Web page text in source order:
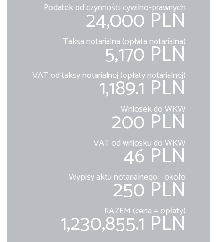
Podatek od czynności cywilno-prawnych
24,000 PLN
Taksa notarialna (opłata notarialna)
5,170 PLN
VAT od taksy notarialnej (opłaty notarialnej)
1,189.1 PLN
Wniosek do WKW
200 PLN
VAT od wniosku do WKW
46 PLN
Wypisy aktu notarialnego - około
250 PLN
RAZEM (cena + opłaty)
1,230,855.1 PLN